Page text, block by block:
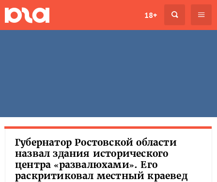
18+
Губернатор Ростовской области
назвал здания исторического
центра «развалюхами». Его
раскритиковал местный краевед